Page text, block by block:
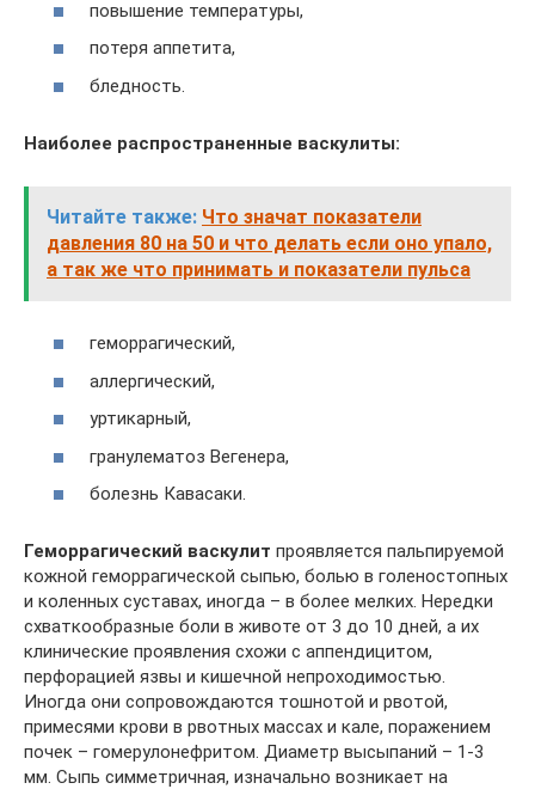
повышение температуры,
потеря аппетита,
бледность.
Наиболее распространенные васкулиты:
Читайте также: Что значат показатели
давления 80 на 50 и что делать если оно упало,
а так же что принимать и показатели пульса
геморрагический,
аллергический,
уртикарный,
гранулематоз Вегенера,
болезнь Кавасаки.
Геморрагический васкулит проявляется пальпируемой
кожной геморрагической сыпью, болью в голеностопных
и коленных суставах, иногда – в более мелких. Нередки
схваткообразные боли в животе от 3 до 10 дней, а их
клинические проявления схожи с аппендицитом,
перфорацией язвы и кишечной непроходимостью.
Иногда они сопровождаются тошнотой и рвотой,
примесями крови в рвотных массах и кале, поражением
почек – гомерулонефритом. Диаметр высыпаний – 1-3
мм. Сыпь симметричная, изначально возникает на